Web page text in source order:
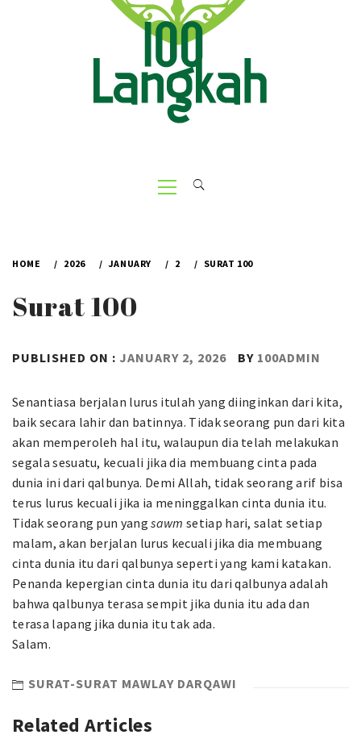
Primary
Menu
HOME 2026 JANUARY 2 SURAT 100
Surat 100
PUBLISHED ON : JANUARY 2, 2026 BY 100ADMIN
Senantiasa berjalan lurus itulah yang diinginkan dari kita,
baik secara lahir dan batinnya. Tidak seorang pun dari kita
akan memperoleh hal itu, walaupun dia telah melakukan
segala sesuatu, kecuali jika dia membuang cinta pada
dunia ini dari qalbunya. Demi Allah, tidak seorang arif bisa
terus lurus kecuali jika ia meninggalkan cinta dunia itu.
Tidak seorang pun yangsawm setiap hari, salat setiap
malam, akan berjalan lurus kecuali jika dia membuang
cinta dunia itu dari qalbunya seperti yang kami katakan.
Penanda kepergian cinta dunia itu dari qalbunya adalah
bahwa qalbunya terasa sempit jika dunia itu ada dan
terasa lapang jika dunia itu tak ada.
Salam.
SURAT-SURAT MAWLAY DARQAWI
Related Articles